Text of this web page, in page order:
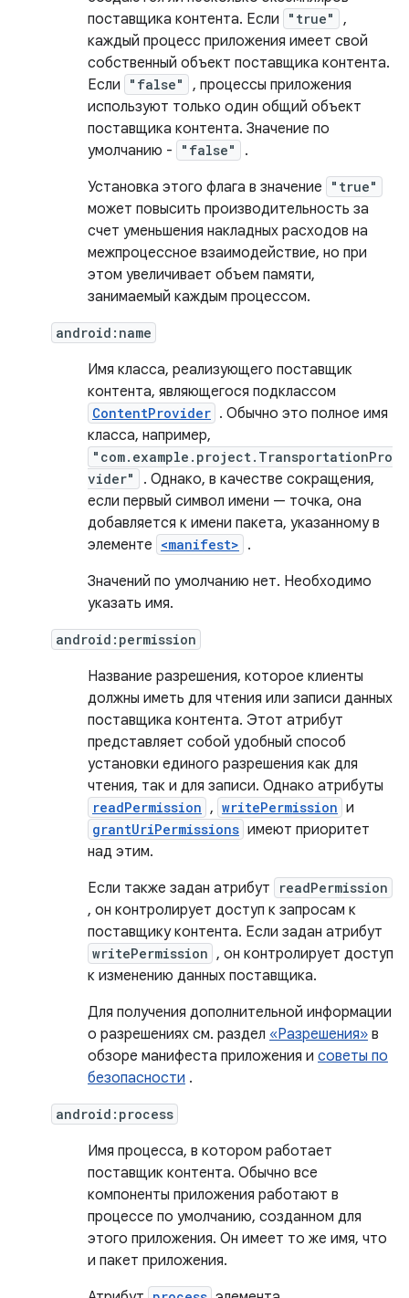
поставщика контента. Если
"true"
,
каждый процесс приложения имеет свой
собственный объект поставщика контента.
Если
"false"
, процессы приложения
используют только один общий объект
поставщика контента. Значение по
умолчанию -
"false"
.
Установка этого флага в значение
"true"
может повысить производительность за
счет уменьшения накладных расходов на
межпроцессное взаимодействие, но при
этом увеличивает объем памяти,
занимаемый каждым процессом.
android:name
Имя класса, реализующего поставщик
контента, являющегося подклассом
ContentProvider . Обычно это полное имя
класса, например,
"com.example.project.TransportationPro
vider"
. Однако, в качестве сокращения,
если первый символ имени — точка, она
добавляется к имени пакета, указанному в
элементе <manifest> .
Значений по умолчанию нет. Необходимо
указать имя.
android:permission
Название разрешения, которое клиенты
должны иметь для чтения или записи данных
поставщика контента. Этот атрибут
представляет собой удобный способ
установки единого разрешения как для
чтения, так и для записи. Однако атрибуты
readPermission , writePermission и
grantUriPermissions имеют приоритет
над этим.
Если также задан атрибут
readPermission
, он контролирует доступ к запросам к
поставщику контента. Если задан атрибут
writePermission , он контролирует доступ
к изменению данных поставщика.
Для получения дополнительной информации
о разрешениях см. раздел «Разрешения» в
обзоре манифеста приложения и советы по
безопасности .
android:process
Имя процесса, в котором работает
поставщик контента. Обычно все
компоненты приложения работают в
процессе по умолчанию, созданном для
этого приложения. Он имеет то же имя, что
и пакет приложения.